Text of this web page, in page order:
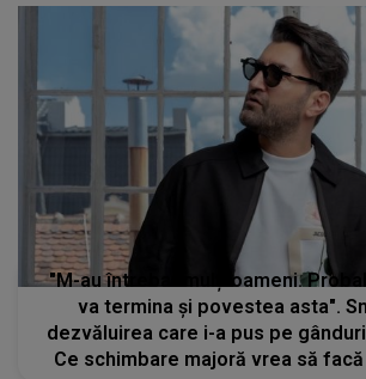
"M-au întrebat mulți oameni.
va termina și povestea asta".
dezvăluirea care i-a pus pe
Ce schimbare majoră vrea să